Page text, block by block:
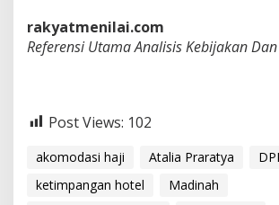
rakyatmenilai.com
Referensi Utama Analisis Kebijakan
Post Views: 102
akomodasi haji Atalia Praratya
ketimpangan hotel
Madinah